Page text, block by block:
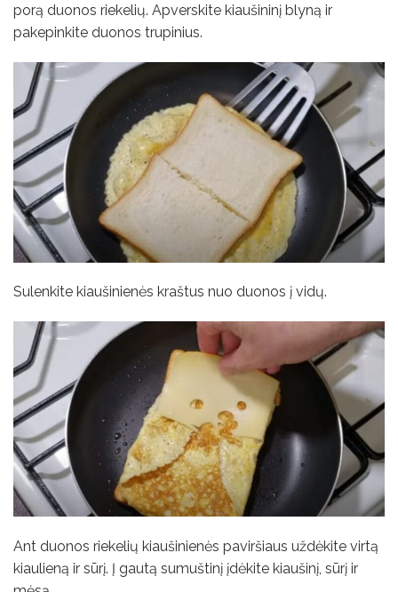
porą duonos riekelių. Apverskite kiaušininį blyną ir
pakepinkite duonos trupinius.
Sulenkite kiaušinienės kraštus nuo duonos į vidų.
Ant duonos riekelių kiaušinienės paviršiaus uždėkite virtą
kiaulieną ir sūrį. Į gautą sumuštinį įdėkite kiaušinį, sūrį ir